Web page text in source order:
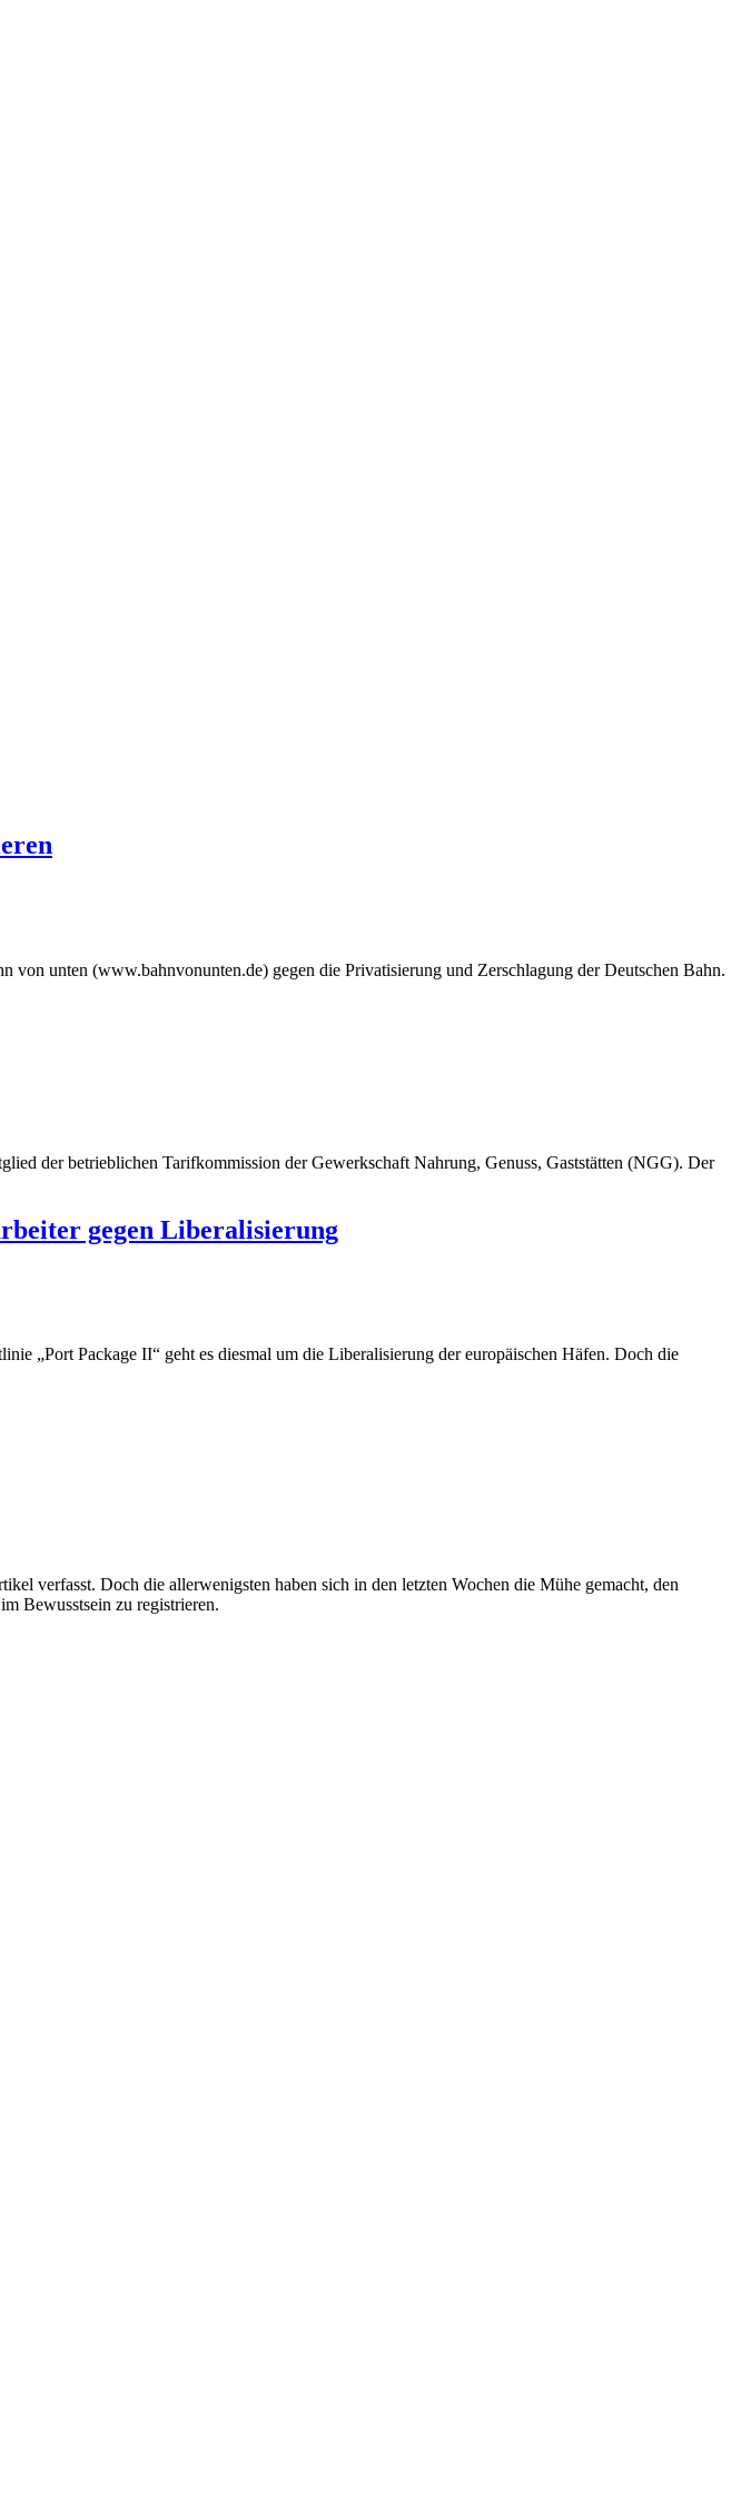
unten (www.bahnvonunten.de) gegen die Privatisierung und Zerschlagung der Deutschen Bahn.
der betrieblichen Tarifkommission der Gewerkschaft Nahrung, Genuss, Gaststätten (NGG). Der
gegen Liberalisierung
„Port Package II“ geht es diesmal um die Liberalisierung der europäischen Häfen. Doch die
verfasst. Doch die allerwenigsten haben sich in den letzten Wochen die Mühe gemacht, den
Bewusstsein zu registrieren.